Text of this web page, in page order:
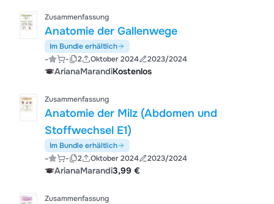
Zusammenfassung
Anatomie der Gallenwege
Im Bundle erhältlich
- - 2 Oktober 2024 2023/2024
ArianaMarandiKostenlos
Zusammenfassung
Anatomie der Milz (Abdomen und
Stoffwechsel E1)
Im Bundle erhältlich
- - 2 Oktober 2024 2023/2024
ArianaMarandi3,99 €
Zusammenfassung